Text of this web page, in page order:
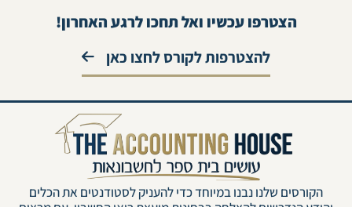
הצטרפו עכשיו ואל תחכו לרגע האחרון!
להצטרפות לקורס לחצו כאן
הקורסים שלנו נבנו במיוחד כדי להעניק לסטודנטים את הכלים